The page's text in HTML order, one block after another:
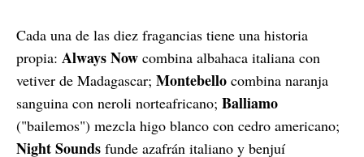
Cada una de las diez fragancias tiene una historia
propia: Always Now combina albahaca italiana con
vetiver de Madagascar; Montebello combina naranja
sanguina con neroli norteafricano; Balliamo
("bailemos") mezcla higo blanco con cedro americano;
Night Sounds funde azafrán italiano y benjuí